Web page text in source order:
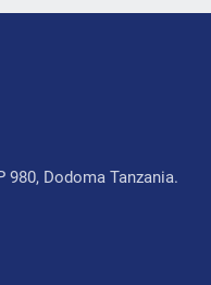
980, Dodoma Tanzania.